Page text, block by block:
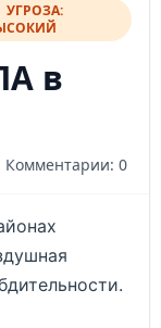
УГРОЗА:
в
Комментарии: 0